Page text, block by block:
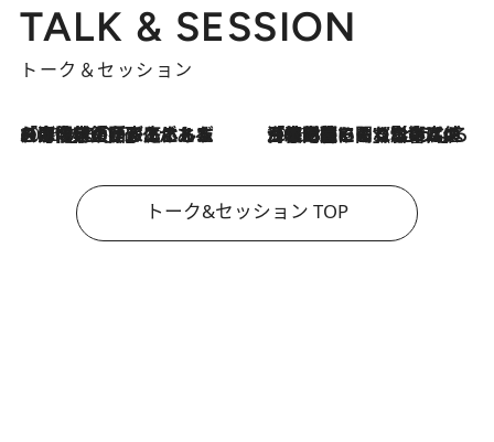
TALK & SESSION
トーク＆セッション
2026.8.3
「今後値上げがあるとすれば…」「リスクがあるのは今年の冬」エネルギー専門家が語る、ホルムズ海峡封鎖が家庭にもたらす“ある心配” 2026.8.3
「住宅建てられない…」「サーチャージ料の高値が続いている」ホルムズ海峡封鎖による影響はいつまで続く？《エネルギー専門家に聞く“どうなる日本の暮らし”》
トーク&セッション TOP